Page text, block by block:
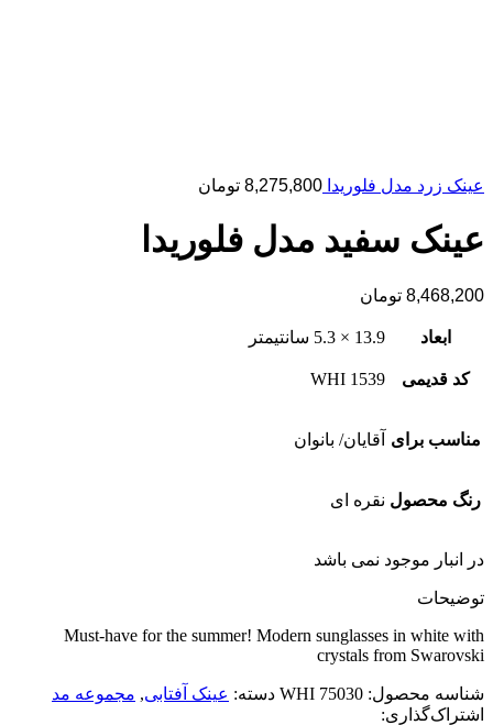
عینک زرد مدل فلوریدا 8,275,800 تومان
عینک سفید مدل فلوریدا
8,468,200 تومان
ابعاد 13.9 × 5.3 سانتیمتر
کد قدیمی 1539 WHI
مناسب برای آقایان/ بانوان
رنگ محصول نقره ای
در انبار موجود نمی باشد
توضیحات
Must-have for the summer! Modern sunglasses in white with
crystals from Swarovski
شناسه محصول: 75030 WHI دسته: عینک آفتابی, مجموعه مد
اشتراک‌گذاری: